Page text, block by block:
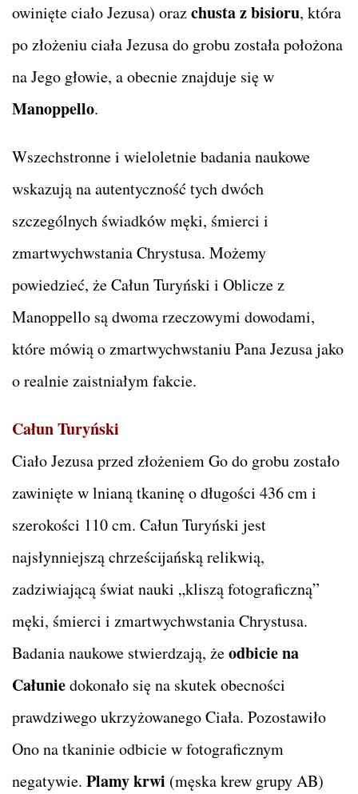
owinięte ciało Jezusa) orazchusta z bisioru, która
po złożeniu ciała Jezusa do grobu została położona
na Jego głowie, a obecnie znajduje się w
Manoppello.
Wszechstronne i wieloletnie badania naukowe
wskazują na autentyczność tych dwóch
szczególnych świadków męki, śmierci i
zmartwychwstania Chrystusa. Możemy
powiedzieć, że Całun Turyński i Oblicze z
Manoppello są dwoma rzeczowymi dowodami,
które mówią o zmartwychwstaniu Pana Jezusa jako
o realnie zaistniałym fakcie.
Całun Turyński
Ciało Jezusa przed złożeniem Go do grobu zostało
zawinięte w lnianą tkaninę o długości 436 cm i
szerokości 110 cm. Całun Turyński jest
najsłynniejszą chrześcijańską relikwią,
zadziwiającą świat nauki „kliszą fotograficzną”
męki, śmierci i zmartwychwstania Chrystusa.
Badania naukowe stwierdzają, żeodbicie na
Całuniedokonało się na skutek obecności
prawdziwego ukrzyżowanego Ciała. Pozostawiło
Ono na tkaninie odbicie w fotograficznym
negatywie. Plamy krwi (męska krew grupy AB)